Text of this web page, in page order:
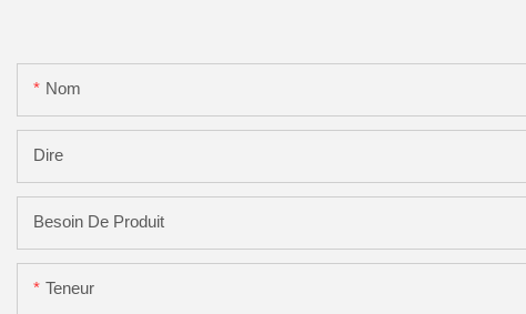
Nom
Dire
Besoin De Produit
Teneur